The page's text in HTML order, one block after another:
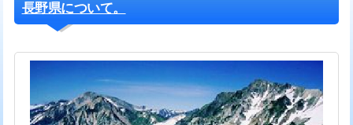
長野県について。